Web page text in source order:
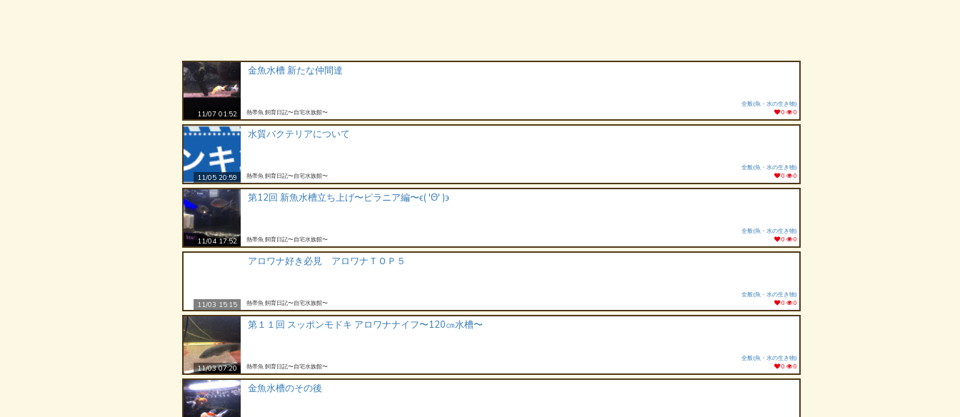
11/07 01:52
金魚水槽 新たな仲間達
熱帯魚 飼育日記〜自宅水族館〜
全般(魚・水の生き物)
0
0
11/05 20:59
水質バクテリアについて
熱帯魚 飼育日記〜自宅水族館〜
全般(魚・水の生き物)
0
0
11/04 17:52
第12回 新魚水槽立ち上げ〜ピラニア編〜ϵ( 'Θ' )϶
熱帯魚 飼育日記〜自宅水族館〜
全般(魚・水の生き物)
0
0
11/03 15:15
アロワナ好き必見 アロワナＴＯＰ５
熱帯魚 飼育日記〜自宅水族館〜
全般(魚・水の生き物)
0
0
11/03 07:20
第１１回 スッポンモドキ アロワナナイフ〜120㎝水槽〜
熱帯魚 飼育日記〜自宅水族館〜
全般(魚・水の生き物)
0
0
金魚水槽のその後